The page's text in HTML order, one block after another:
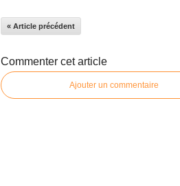
« Article précédent
Commenter cet article
Ajouter un commentaire